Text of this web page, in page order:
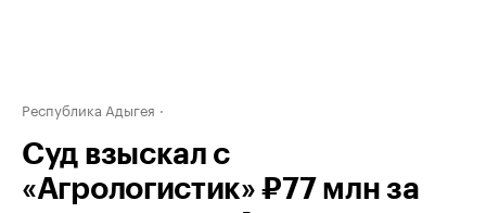
Республика Адыгея
Суд взыскал с
«Агрологистик» ₽77 млн за